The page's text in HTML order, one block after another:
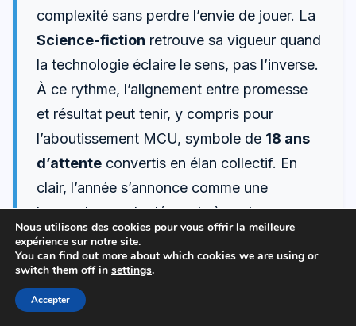
complexité sans perdre l’envie de jouer. La
Science-fiction retrouve sa vigueur quand
la technologie éclaire le sens, pas l’inverse.
À ce rythme, l’alignement entre promesse
et résultat peut tenir, y compris pour
l’aboutissement MCU, symbole de 18 ans
d’attente convertis en élan collectif. En
clair, l’année s’annonce comme une
boussole pour la décennie à venir.
Quels repères permettent d’anticiper le
succès d’un Film SF en 2026 ?
Nous utilisons des cookies pour vous offrir la meilleure
expérience sur notre site.
You can find out more about which cookies we are using or
switch them off in settings.
Accepter